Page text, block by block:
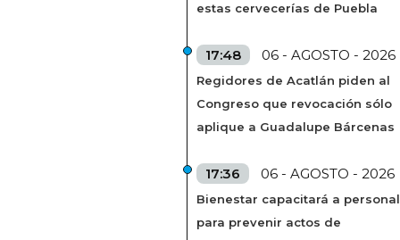
estas cervecerías de Puebla
17:48 06 - AGOSTO - 2026
Regidores de Acatlán piden al
Congreso que revocación sólo
aplique a Guadalupe Bárcenas
17:36 06 - AGOSTO - 2026
Bienestar capacitará a personal
para prevenir actos de